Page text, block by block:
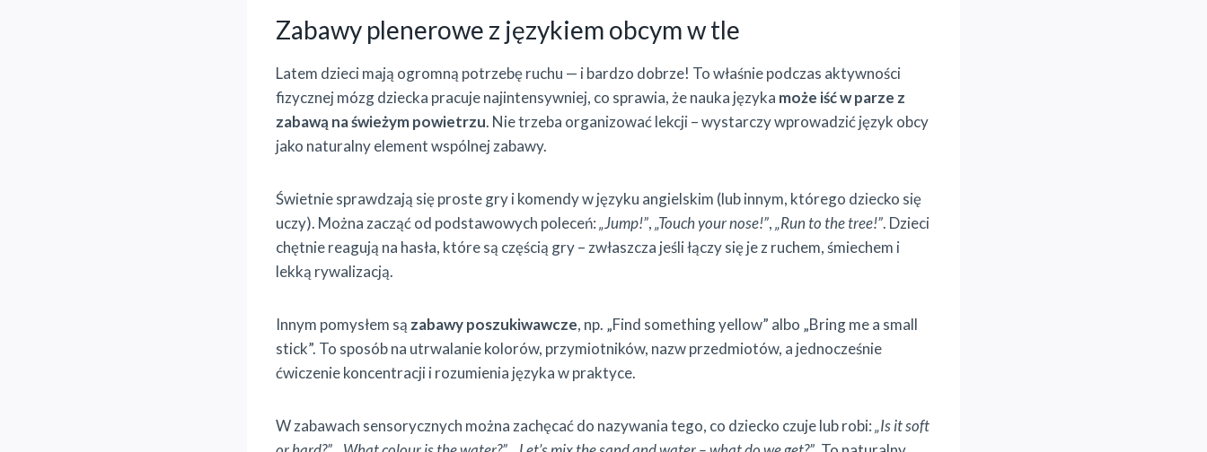
Zabawy plenerowe z językiem obcym w tle
Latem dzieci mają ogromną potrzebę ruchu — i bardzo dobrze! To właśnie podczas aktywności
fizycznej mózg dziecka pracuje najintensywniej, co sprawia, że nauka języka może iść w parze z
zabawą na świeżym powietrzu. Nie trzeba organizować lekcji – wystarczy wprowadzić język obcy
jako naturalny element wspólnej zabawy.
Świetnie sprawdzają się proste gry i komendy w języku angielskim (lub innym, którego dziecko się
uczy). Można zacząć od podstawowych poleceń:„Jump!”,„Touch your nose!”,„Run to the tree!”. Dzieci
chętnie reagują na hasła, które są częścią gry – zwłaszcza jeśli łączy się je z ruchem, śmiechem i
lekką rywalizacją.
Innym pomysłem są zabawy poszukiwawcze, np. „Find something yellow” albo „Bring me a small
stick”. To sposób na utrwalanie kolorów, przymiotników, nazw przedmiotów, a jednocześnie
ćwiczenie koncentracji i rozumienia języka w praktyce.
W zabawach sensorycznych można zachęcać do nazywania tego, co dziecko czuje lub robi:„Is it soft